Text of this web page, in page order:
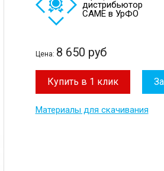
дистрибьютор
САМЕ в УрФО
Цена: 8 650 руб
Купить в 1 клик
Материалы для скачивания